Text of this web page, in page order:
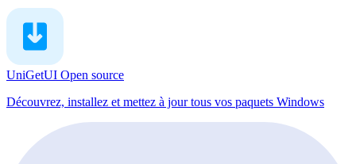
UniGetUI Open source
Découvrez, installez et mettez à jour tous vos paquets Windows